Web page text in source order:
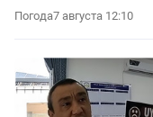
Погода7 августа 12:10